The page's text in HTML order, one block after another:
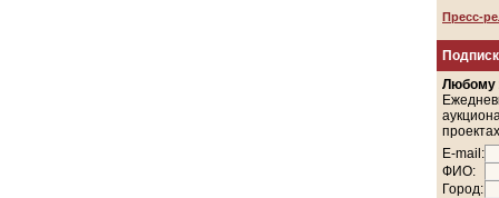
Пресс-
Любому
E-mail:
ФИО:
Город: